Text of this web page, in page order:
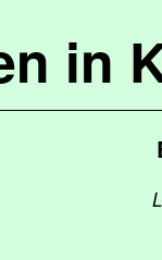
in